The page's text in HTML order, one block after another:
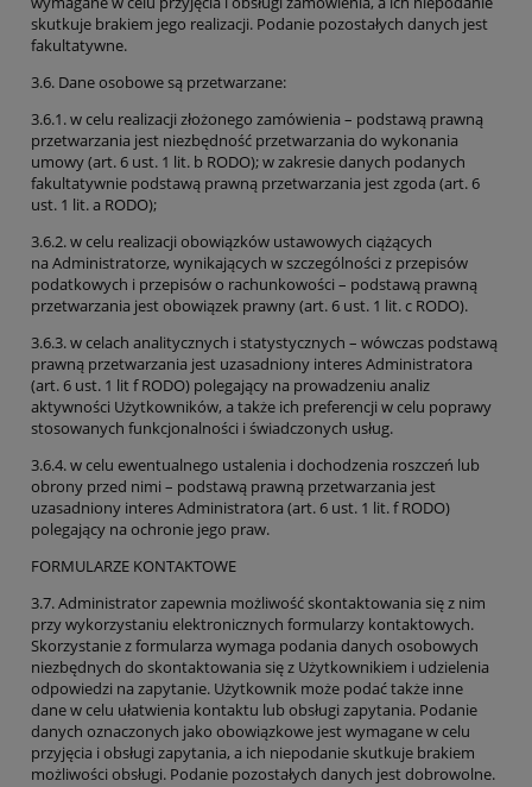
skutkuje brakiem jego realizacji. Podanie pozostałych danych jest
fakultatywne.
3.6. Dane osobowe są przetwarzane:
3.6.1. w celu realizacji złożonego zamówienia – podstawą prawną
przetwarzania jest niezbędność przetwarzania do wykonania
umowy (art. 6 ust. 1 lit. b RODO); w zakresie danych podanych
fakultatywnie podstawą prawną przetwarzania jest zgoda (art. 6
ust. 1 lit. a RODO);
3.6.2. w celu realizacji obowiązków ustawowych ciążących
na Administratorze, wynikających w szczególności z przepisów
podatkowych i przepisów o rachunkowości – podstawą prawną
przetwarzania jest obowiązek prawny (art. 6 ust. 1 lit. c RODO).
3.6.3. w celach analitycznych i statystycznych – wówczas podstawą
prawną przetwarzania jest uzasadniony interes Administratora
(art. 6 ust. 1 lit f RODO) polegający na prowadzeniu analiz
aktywności Użytkowników, a także ich preferencji w celu poprawy
stosowanych funkcjonalności i świadczonych usług.
3.6.4. w celu ewentualnego ustalenia i dochodzenia roszczeń lub
obrony przed nimi – podstawą prawną przetwarzania jest
uzasadniony interes Administratora (art. 6 ust. 1 lit. f RODO)
polegający na ochronie jego praw.
FORMULARZE KONTAKTOWE
3.7. Administrator zapewnia możliwość skontaktowania się z nim
przy wykorzystaniu elektronicznych formularzy kontaktowych.
Skorzystanie z formularza wymaga podania danych osobowych
niezbędnych do skontaktowania się z Użytkownikiem i udzielenia
odpowiedzi na zapytanie. Użytkownik może podać także inne
dane w celu ułatwienia kontaktu lub obsługi zapytania. Podanie
danych oznaczonych jako obowiązkowe jest wymagane w celu
przyjęcia i obsługi zapytania, a ich niepodanie skutkuje brakiem
możliwości obsługi. Podanie pozostałych danych jest dobrowolne.